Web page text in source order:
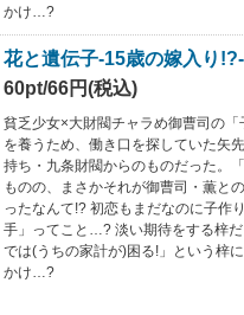
かけ…?
花と遺伝子-15歳の嫁入り
60pt/66円(税込)
貧乏少女×大財閥チャラめ御曹司の
を養うため、働き口を探していた矢
持ち・九条財閥からのものだった。
ものの、まさかそれが御曹司・薫と
ったなんて!? 初恋もまだなのに子作
手」ってこと…? 淡い期待をする梓
では(うちの家計が)困る!」という梓
かけ…?